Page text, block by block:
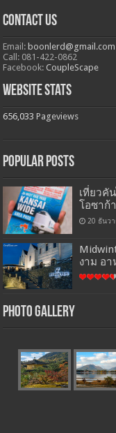
Contact Us
Email:boonlerd@gmail.com
Call: 081-422-0862
Facebook:CoupleScape
Website Stats
656,033 Pageviews
Popular Posts
เที่ยวคั
โอซาก้
20 ธันว
งาม อา
Photo Gallery